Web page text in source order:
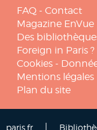
FAQ - Contact
Magazine EnVue
Des
Foreign in Paris ?
Cookies -
Mentions légales
Plan du site
paris.fr